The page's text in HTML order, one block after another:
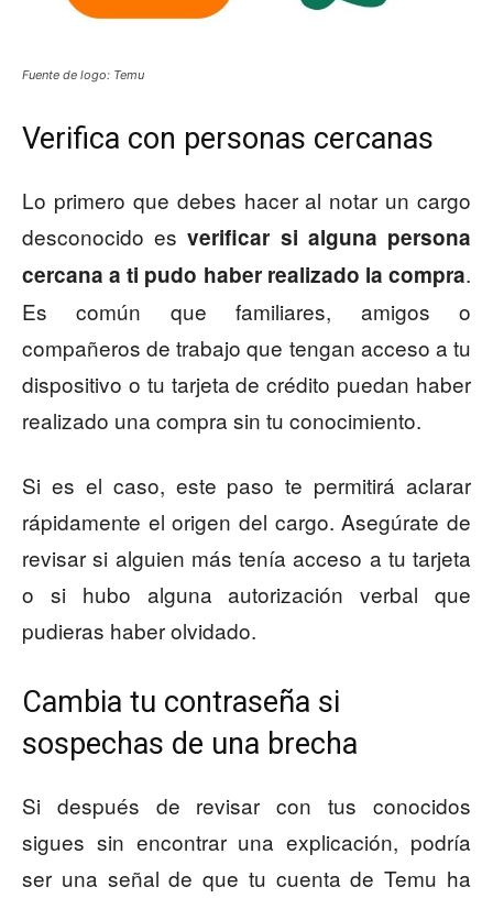
Fuente de logo: Temu
Verifica con personas cercanas
Lo primero que debes hacer al notar un cargo
desconocido esverificar si alguna persona
cercana a ti pudo haber realizado la compra.
Es común que familiares, amigos o
compañeros de trabajo que tengan acceso a tu
dispositivo o tu tarjeta de crédito puedan haber
realizado una compra sin tu conocimiento.
Si es el caso, este paso te permitirá aclarar
rápidamente el origen del cargo. Asegúrate de
revisar si alguien más tenía acceso a tu tarjeta
o si hubo alguna autorización verbal que
pudieras haber olvidado.
Cambia tu contraseña si
sospechas de una brecha
Si después de revisar con tus conocidos
sigues sin encontrar una explicación, podría
ser una señal de que tu cuenta de Temu ha